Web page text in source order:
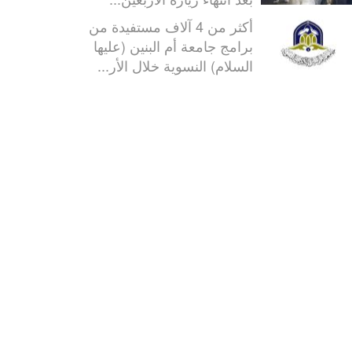
أكثر من 4 آلاف مستفيدة من
برامج جامعة أم البنين (عليها
السلام) النسوية خلال الأر...